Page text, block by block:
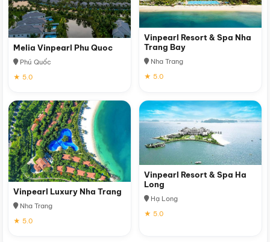
Melia Vinpearl Phu Quoc
Phú Quốc
★ 5.0
Vinpearl Resort & Spa Nha
Trang Bay
Nha Trang
★ 5.0
Vinpearl Luxury Nha Trang
Nha Trang
★ 5.0
Vinpearl Resort & Spa Ha
Long
Hạ Long
★ 5.0